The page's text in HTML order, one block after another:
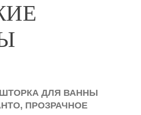
ДЛЯ ВАННЫ
ПРОЗРАЧНОЕ